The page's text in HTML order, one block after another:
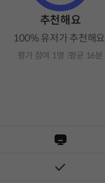
추천해요
100% 유저가 추천해요.
평가 참여 1명 평균 16분